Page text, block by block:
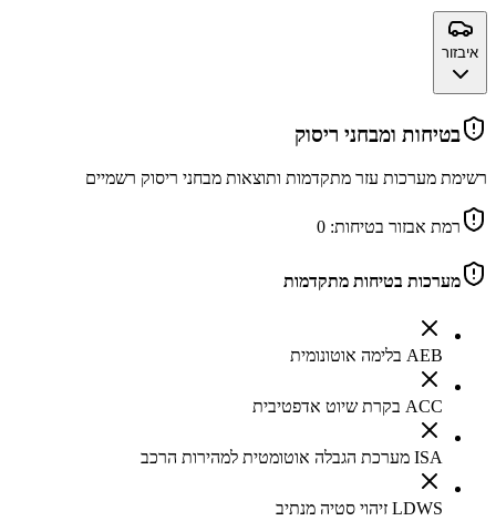
איבזור
בטיחות ומבחני ריסוק
רשימת מערכות עזר מתקדמות ותוצאות מבחני ריסוק רשמיים
רמת אבזור בטיחות: 0
מערכות בטיחות מתקדמות
AEB בלימה אוטונומית
ACC בקרת שיוט אדפטיבית
ISA מערכת הגבלה אוטומטית למהירות הרכב
LDWS זיהוי סטיה מנתיב